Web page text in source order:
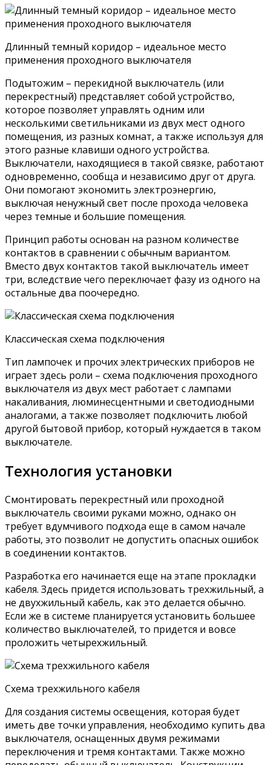
Длинный темный коридор – идеальное место
применения проходного выключателя
Подытожим – перекидной выключатель (или
перекрестный) представляет собой устройство,
которое позволяет управлять одним или
несколькими светильниками из двух мест одного
помещения, из разных комнат, а также используя для
этого разные клавиши одного устройства.
Выключатели, находящиеся в такой связке, работают
одновременно, сообща и независимо друг от друга.
Они помогают экономить электроэнергию,
выключая ненужный свет после прохода человека
через темные и большие помещения.
Принцип работы основан на разном количестве
контактов в сравнении с обычным вариантом.
Вместо двух контактов такой выключатель имеет
три, вследствие чего переключает фазу из одного на
остальные два поочередно.
Классическая схема подключения
Тип лампочек и прочих электрических приборов не
играет здесь роли – схема подключения проходного
выключателя из двух мест работает с лампами
накаливания, люминесцентными и светодиодными
аналогами, а также позволяет подключить любой
другой бытовой прибор, который нуждается в таком
выключателе.
Технология установки
Смонтировать перекрестный или проходной
выключатель своими руками можно, однако он
требует вдумчивого подхода еще в самом начале
работы, это позволит не допустить опасных ошибок
в соединении контактов.
Разработка его начинается еще на этапе прокладки
кабеля. Здесь придется использовать трехжильный, а
не двухжильный кабель, как это делается обычно.
Если же в системе планируется установить большее
количество выключателей, то придется и вовсе
проложить четырехжильный.
Схема трехжильного кабеля
Для создания системы освещения, которая будет
иметь две точки управления, необходимо купить два
выключателя, оснащенных двумя режимами
переключения и тремя контактами. Также можно